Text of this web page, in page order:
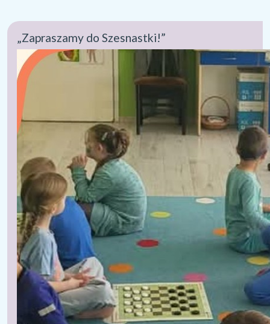
„Zapraszamy do Szesnastki!”